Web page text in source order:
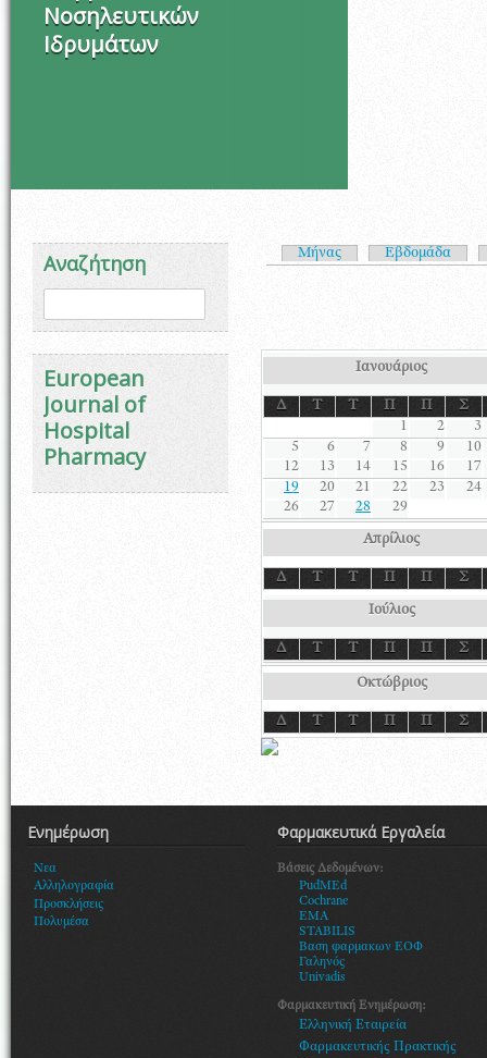
Νοσηλευτικών
Ιδρυμάτων
Αναζήτηση
Φόρμα αναζήτησης
European
Journal of
Hospital
Pharmacy
Πρωτεύουσες
Μήνας Εβδομάδα
Ιανουάριος
Δ Τ Τ Π Π
Σ
1
2
3
5
6 7 8 9
10
12
13 14 15 16
17
19
20 21 22 23
24
26
27 28 29
Απρίλιος
Δ Τ Τ Π Π Σ
Ιούλιος
Δ Τ Τ Π Π Σ
Οκτώβριος
Δ Τ Τ Π Π Σ
Ενημέρωση
Νεα
Αλληλογραφία
Προσκλήσεις
Πολυμέσα
Φαρμακευτικά Εργαλεία
Βάσεις Δεδομένων:
PudMEd
Cochrane
EMA
STABILIS
Βαση φαρμακων ΕΟΦ
Γαληνός
Univadis
Φαρμακευτική Ενημέρωση:
Ελληνική Εταιρεία
Φαρμακευτικής Πρακτικής